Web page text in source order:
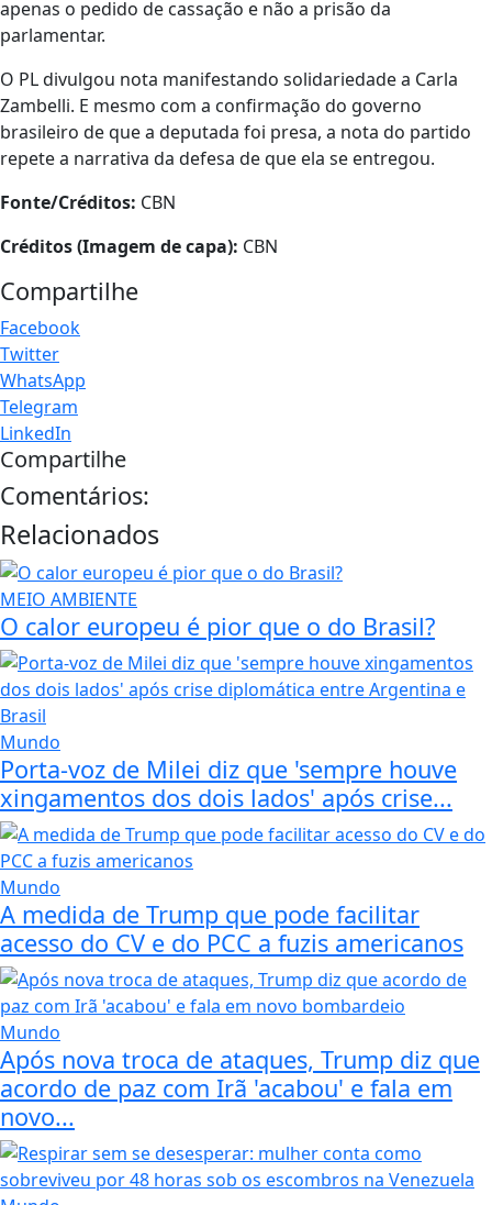
apenas o pedido de cassação e não a prisão da
parlamentar.
O PL divulgou nota manifestando solidariedade a Carla
Zambelli. E mesmo com a confirmação do governo
brasileiro de que a deputada foi presa, a nota do partido
repete a narrativa da defesa de que ela se entregou.
Fonte/Créditos: CBN
Créditos (Imagem de capa): CBN
Compartilhe
Facebook
Twitter
WhatsApp
Telegram
LinkedIn
Compartilhe
Comentários:
Relacionados
MEIO AMBIENTE
O calor europeu é pior que o do Brasil?
Mundo
Porta-voz de Milei diz que 'sempre houve
xingamentos dos dois lados' após crise...
Mundo
A medida de Trump que pode facilitar
acesso do CV e do PCC a fuzis americanos
Mundo
Após nova troca de ataques, Trump diz que
acordo de paz com Irã 'acabou' e fala em
novo...